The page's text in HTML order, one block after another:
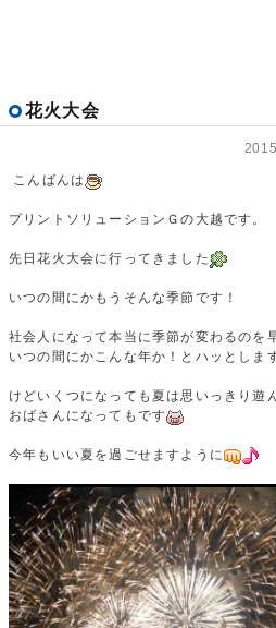
花火大会
こんばんは
プリントソリューションＧの大越です。
先日花火大会に行ってきました
いつの間にかもうそんな季節です！
社会人になって本当に季節が変わるのを
いつの間にかこんな年か！とハッとしま
けどいくつになっても夏は思いっきり遊
おばさんになってもです
今年もいい夏を過ごせますように